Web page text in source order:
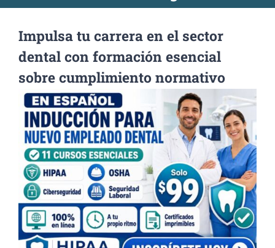
Impulsa tu carrera en el sector
dental con formación esencial
sobre cumplimiento normativo